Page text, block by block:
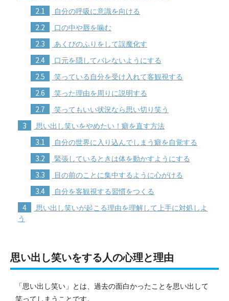
2.1 自分の呼吸に意識を向ける
2.2 口の中や唇を噛む
2.3 あくびのふりをして誤魔化す
2.4 口元を隠してバレないようにする
2.5 笑っている自分を受け入れて客観視する
2.6 笑った理由を周りに説明する
2.7 笑ってもいい状況なら思い切り笑う
3 思い出し笑いをやめたい！癖を直す方法
3.1 自分の世界に入り込んでしまう癖を自覚する
3.2 緊張しているときは体を動かすようにする
3.3 目の前のことに集中するように心がける
3.4 自分を客観視する習慣をつくる
4
思い出し笑いが起こる理由を理解して上手に対処しよ
う
思い出し笑いをする人の心理と理由
「思い出し笑い」とは、過去の面白かったことを思い出して
笑ってしまうことです。